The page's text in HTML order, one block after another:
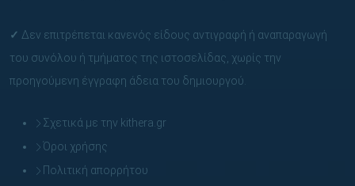
✓ Δεν επιτρέπεται κανενός είδους αντιγραφή ή αναπαραγωγή
του συνόλου ή τμήματος της ιστοσελίδας, χωρίς την
προηγούμενη έγγραφη άδεια του δημιουργού.
Σχετικά με την kithera.gr
Όροι χρήσης
Πολιτική απορρήτου